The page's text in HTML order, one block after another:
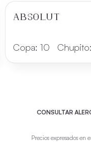
ABSOLUT
Copa: 10 Chupito:
CONSULTAR
Precios expresados en